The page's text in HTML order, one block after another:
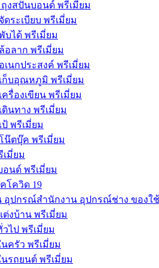
ถุงสปันบอนด์ พรีเมี่ยม
ดระเบียบ พรีเมี่ยม
บได้ พรีเมี่ยม
อลาก พรีเมี่ยม
เนกประสงค์ พรีเมี่ยม
ก็บอุณหภูมิ พรีเมี่ยม
ครื่องเขียน พรีเมี่ยม
ดินทาง พรีเมี่ยม
ป้ พรีเมี่ยม
น๊ตบุ๊ค พรีเมี่ยม
เมี่ยม
อนด์ พรีเมี่ยม
โควิด 19
อุปกรณ์สำนักงาน อุปกรณ์ช่าง ของใ
งบ้าน พรีเมี่ยม
ไป พรีเมี่ยม
ครัว พรีเมี่ยม
รถยนต์ พรีเมี่ยม